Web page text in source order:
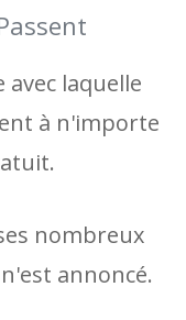
laquelle
à n'importe
nombreux
annoncé.